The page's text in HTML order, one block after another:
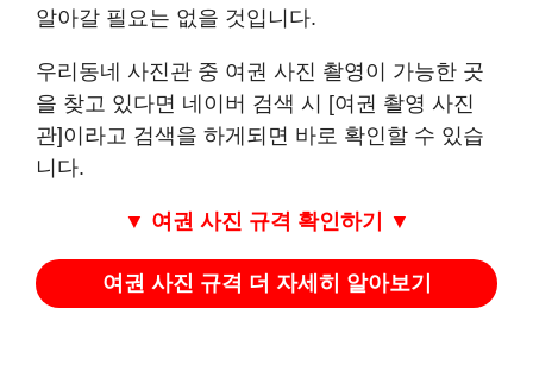
알아갈 필요는 없을 것입니다.
우리동네 사진관 중 여권 사진 촬영이 가능한 곳
을 찾고 있다면 네이버 검색 시 [여권 촬영 사진
관]이라고 검색을 하게되면 바로 확인할 수 있습
니다.
▼ 여권 사진 규격 확인하기 ▼
여권 사진 규격 더 자세히 알아보기